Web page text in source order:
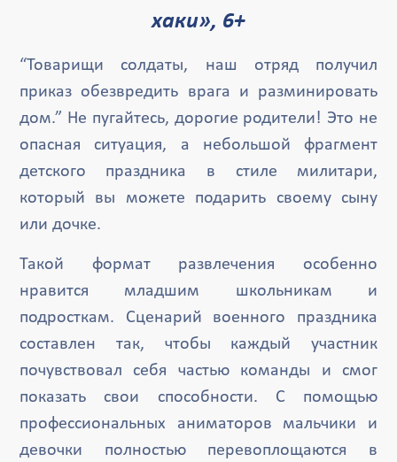
хаки», 6+
“Товарищи солдаты, наш отряд получил
приказ обезвредить врага и разминировать
дом.” Не пугайтесь, дорогие родители! Это не
опасная ситуация, а небольшой фрагмент
детского праздника в стиле милитари,
который вы можете подарить своему сыну
или дочке.
Такой формат развлечения особенно
нравится младшим школьникам и
подросткам. Сценарий военного праздника
составлен так, чтобы каждый участник
почувствовал себя частью команды и смог
показать свои способности. С помощью
профессиональных аниматоров мальчики и
девочки полностью перевоплощаются в